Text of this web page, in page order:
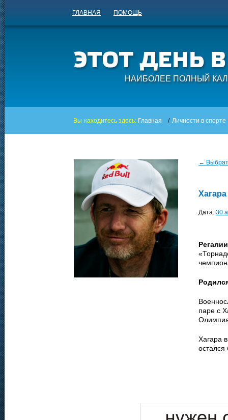
ГЛАВНАЯ ПОМОЩЬ
НАИБОЛЕЕ ПОЛНЫЙ
Вы находитесь здесь: Главная / Личности в спорте
←
Дата: 30
паре с
Хагара